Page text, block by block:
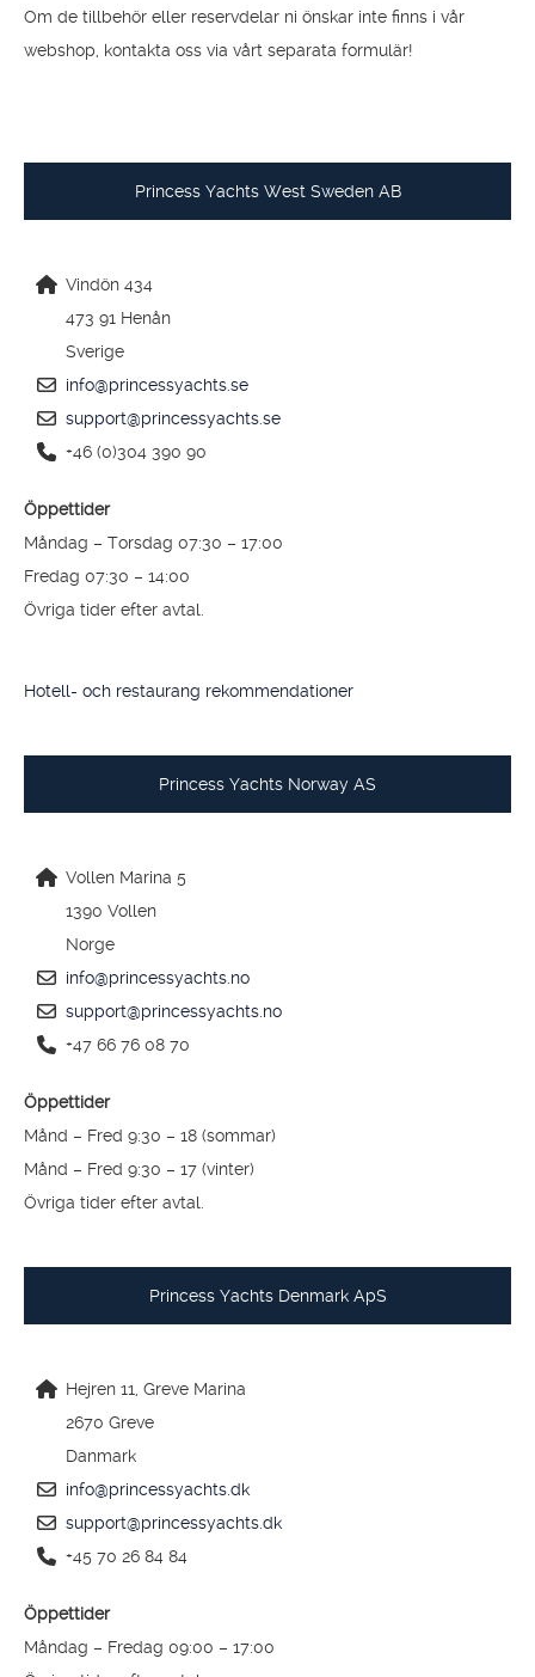
Om de tillbehör eller reservdelar ni önskar inte finns i vår
webshop, kontakta oss via vårt separata formulär!
Princess Yachts West Sweden AB
Vindön 434
473 91 Henån
Sverige
info@princessyachts.se
support@princessyachts.se
+46 (0)304 390 90
Öppettider
Måndag – Torsdag 07:30 – 17:00
Fredag 07:30 – 14:00
Övriga tider efter avtal.
Hotell- och restaurang rekommendationer
Princess Yachts Norway AS
Vollen Marina 5
1390 Vollen
Norge
info@princessyachts.no
support@princessyachts.no
+47 66 76 08 70
Öppettider
Månd – Fred 9:30 – 18 (sommar)
Månd – Fred 9:30 – 17 (vinter)
Övriga tider efter avtal.
Princess Yachts Denmark ApS
Hejren 11, Greve Marina
2670 Greve
Danmark
info@princessyachts.dk
support@princessyachts.dk
+45 70 26 84 84
Öppettider
Måndag – Fredag 09:00 – 17:00